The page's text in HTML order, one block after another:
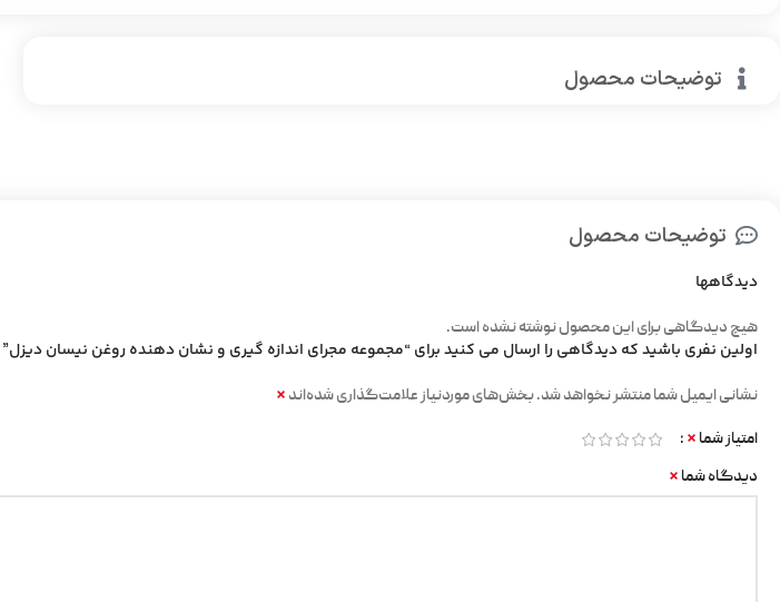
توضیحات محصول
توضیحات محصول
دیدگاهها
هیچ دیدگاهی برای این محصول نوشته نشده است.
اولین نفری باشید که دیدگاهی را ارسال می کنید برای “مجموعه مجرای اندازه گیری و نشان دهنده روغن نیسان دیزل”
نشانی ایمیل شما منتشر نخواهد شد.بخش‌های موردنیاز علامت‌گذاری شده‌اند *
امتیاز شما *
دیدگاه شما *